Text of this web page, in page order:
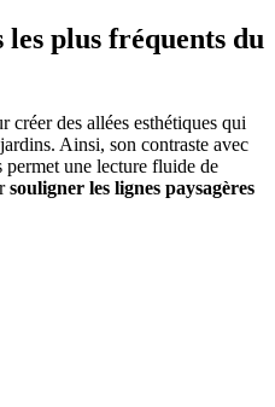
les plus fréquents du
des allées esthétiques qui
Ainsi, son contraste avec
permet une lecture fluide de
souligner les lignes paysagères